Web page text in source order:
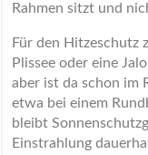
Rahmen sitzt und
Für den Hitzeschutz
Plissee oder eine
aber ist da schon im
etwa bei einem
bleibt
Einstrahlung